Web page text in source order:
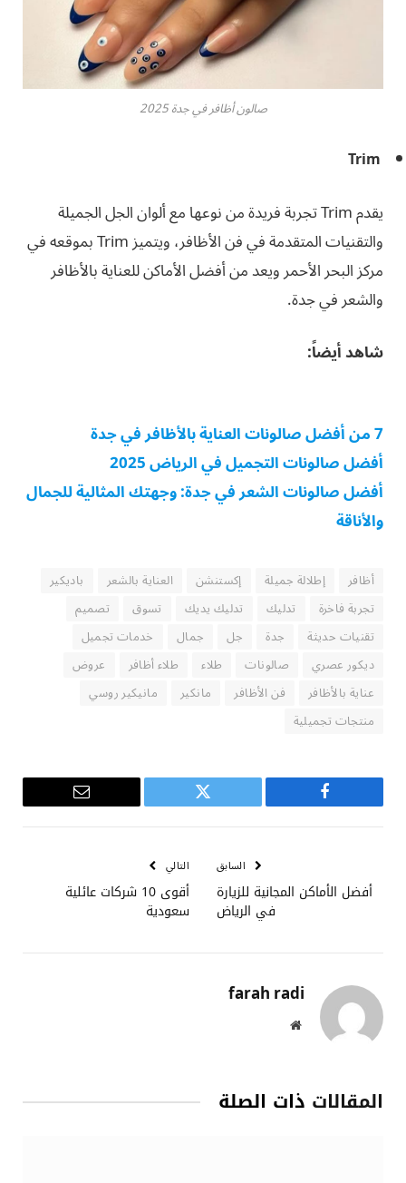
صالون أظافر في جدة 2025
Trim
يقدم Trim تجربة فريدة من نوعها مع ألوان الجل الجميلة
والتقنيات المتقدمة في فن الأظافر، ويتميز Trim بموقعه في
مركز البحر الأحمر ويعد من أفضل الأماكن للعناية بالأظافر
والشعر في جدة.
شاهد أيضاً:
7 من أفضل صالونات العناية بالأظافر في جدة
أفضل صالونات التجميل في الرياض 2025
أفضل صالونات الشعر في جدة: وجهتك المثالية للجمال
والأناقة
أظافر إطلالة جميلة إكستنشن العناية بالشعر
باديكير
تجربة فاخرة
تدليك تدليك يديك تسوق
تصميم
تقنيات حديثة
جدة جل جمال
خدمات تجميل
ديكور عصري
صالونات طلاء طلاء أظافر
عروض
عناية بالأظافر
فن الأظافر مانكير
مانيكير روسي
منتجات تجميلية
فيسبوك تويتر
البريد
السابق
أفضل الأماكن المجانية للزيارة
في الرياض
التالي
أقوى 10 شركات عائلية
سعودية
farah radi
موقع
المقالات ذات الصلة